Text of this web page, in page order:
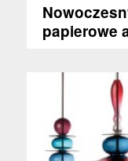
papierowe